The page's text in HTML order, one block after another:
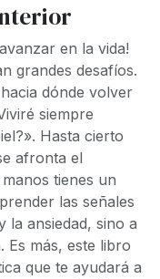
en la vida!
grandes desafíos.
dónde volver
siempre
Hasta cierto
afronta el
tienes un
las señales
la ansiedad, sino a
Es más, este libro
que te ayudará a